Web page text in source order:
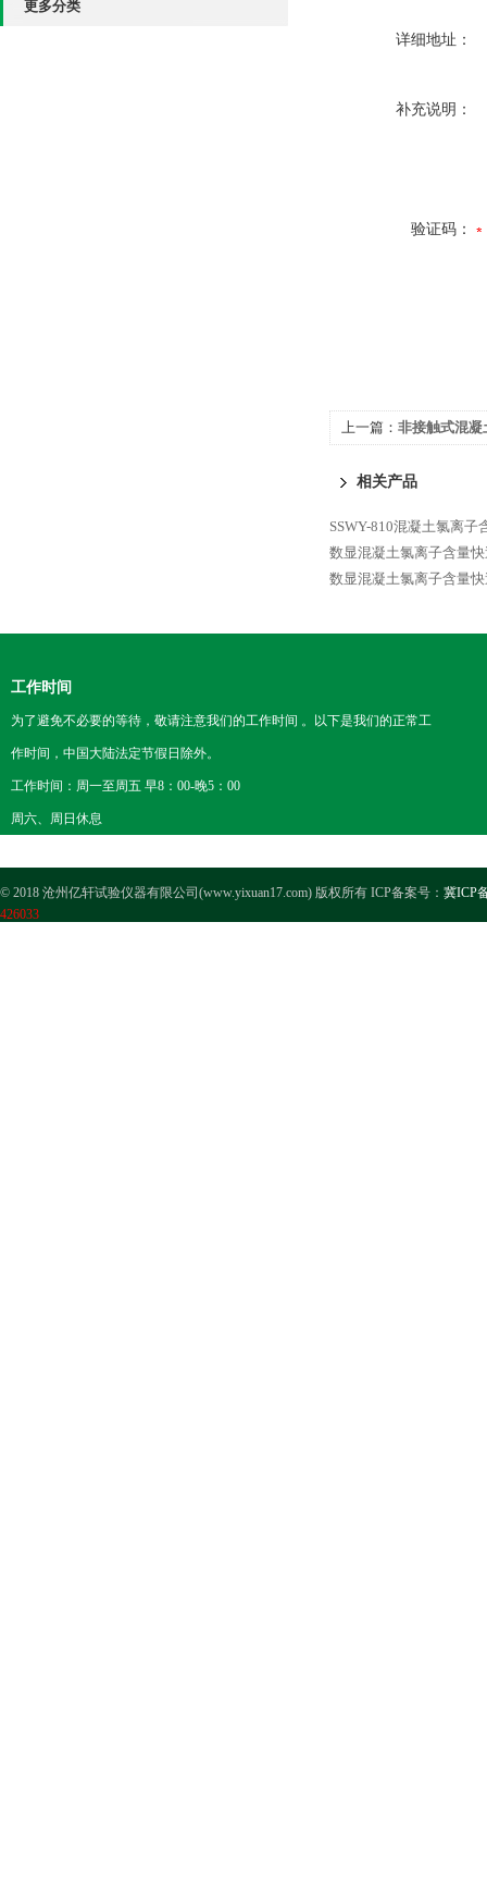
更多分类
详细地址：
补充说明：
验证码：
上一篇： 非接触式混凝
相关产品
SSWY-810混凝土氯离
数显混凝土氯离子含量
数显混凝土氯离子含量
工作时间
为了避免不必要的等待，敬请注意我们的工作时间 。以下是我们的正常工
作时间，中国大陆法定节假日除外。
工作时间：周一至周五 早8：00-晚5：00
周六、周日休息
© 2018 沧州亿轩试验仪器有限公司(www.yixuan17.com) 版权所有 ICP备案号： 冀ICP
426033